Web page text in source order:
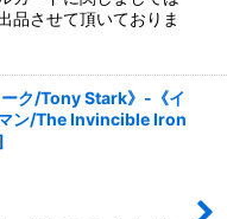
品させて頂いておりま
ーク/Tony Stark》-《イ
ン/The Invincible Iron